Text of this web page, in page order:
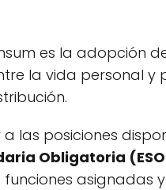
es la adopción
la vida personal y
las posiciones
Obligatoria
asignadas